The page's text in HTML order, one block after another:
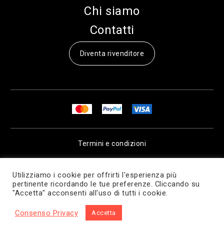
Chi siamo
Contatti
Diventa rivenditore
Termini e condizioni
Utilizziamo i cookie per offrirti l'esperienza più
pertinente ricordando le tue preferenze. Cliccando su
"Accetta" acconsenti all'uso di tutti i cookie.
Consenso Privacy Accetta